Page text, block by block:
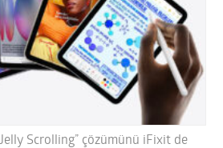
Scrolling” çözümünü iFixit de